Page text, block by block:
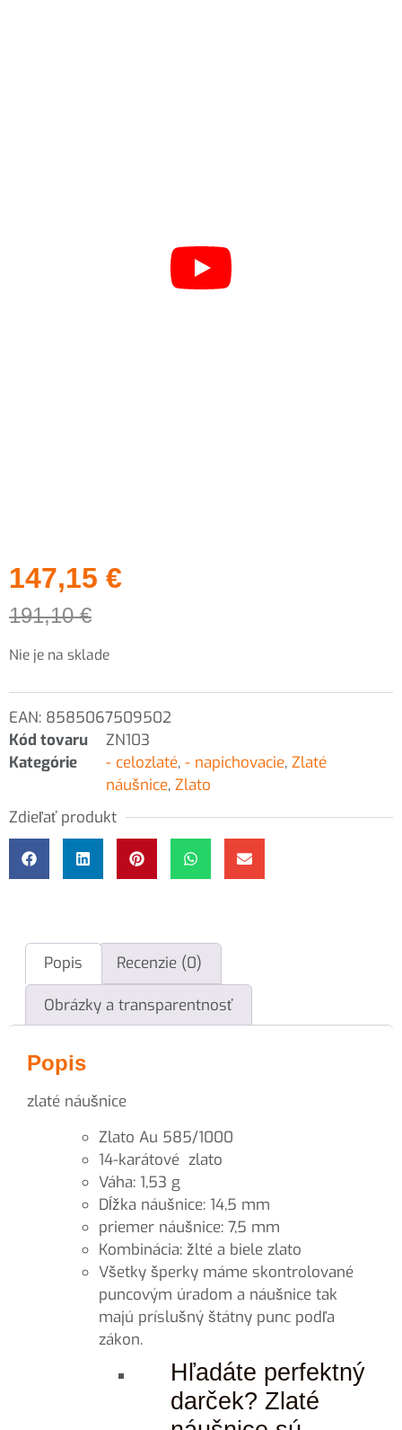
191,10€
147,15 €
Nie je na sklade
EAN: 8585067509502
Kód tovaru
ZN103
Kategórie
- celozlaté, - napichovacie, Zlaté
náušnice, Zlato
Zdieľať produkt
Popis Recenzie (0)
Obrázky a transparentnosť
Popis
zlaté náušnice
Zlato Au 585/1000
14-karátové zlato
Váha: 1,53 g
Dĺžka náušnice: 14,5 mm
priemer náušnice: 7,5 mm
Kombinácia: žlté a biele zlato
Všetky šperky máme skontrolované
puncovým úradom a náušnice tak
majú príslušný štátny punc podľa
zákon.
Hľadáte perfektný
darček? Zlaté